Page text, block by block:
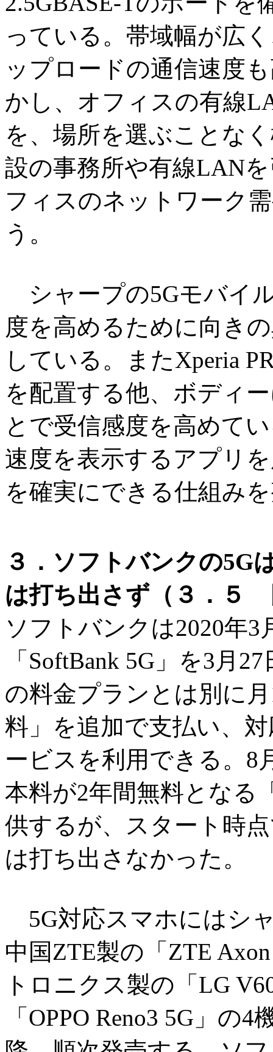
っている。帯域幅が広
ップロードの通信速度
かし、オフィスの有線
を、場所を選ぶことな
設の事務所や有線LAN
フィスのネットワーク
う。
シャープの5Gモバイ
度を高めるために向き
している。またXperia
を配置する他、ボディ
とで受信感度を高めて
速度を表示するアプリ
を確実にできる仕組み
３．ソフトバンクの5G
は打ち出さず（３．５
ソフトバンクは2020年3
「SoftBank 5G」を3月
の料金プランとは別に
料」を追加で支払い、
ービスを利用できる。8
本料が2年間無料となる
供するが、スタート時
は打ち出さなかった。
5G対応スマホにはシ
中国ZTE製の「ZTE
トロニクス製の「LG
「OPPO Reno3 5G」の